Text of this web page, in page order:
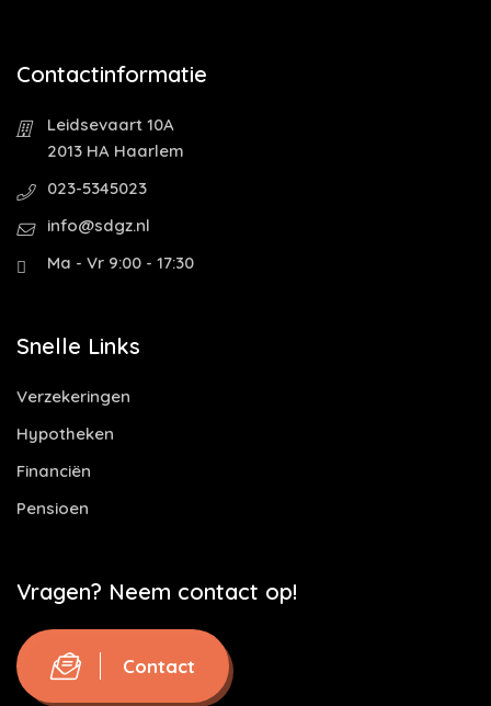
Contactinformatie
Leidsevaart 10A
2013 HA Haarlem
023-5345023
info@sdgz.nl
Ma - Vr 9:00 - 17:30
Snelle Links
Verzekeringen
Hypotheken
Financiën
Pensioen
Vragen? Neem contact op!
Contact